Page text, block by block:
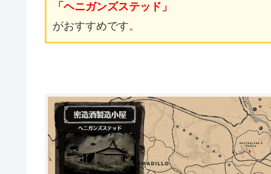
「ヘニガンズステッド」
がおすすめです。